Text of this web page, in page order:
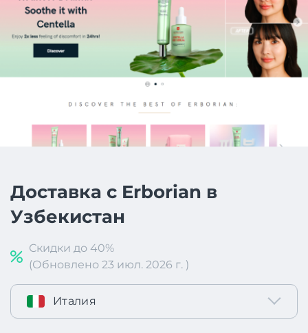
Доставка с Erborian в
Узбекистан
Скидки до 40%
(Обновлено 23 июл. 2026 г. )
Италия